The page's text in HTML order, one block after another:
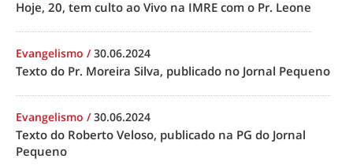
Hoje, 20, tem culto ao Vivo na IMRE com o Pr. Leone
Evangelismo /30.06.2024
Texto do Pr. Moreira Silva, publicado no Jornal Pequeno
Evangelismo /30.06.2024
Texto do Roberto Veloso, publicado na PG do Jornal
Pequeno